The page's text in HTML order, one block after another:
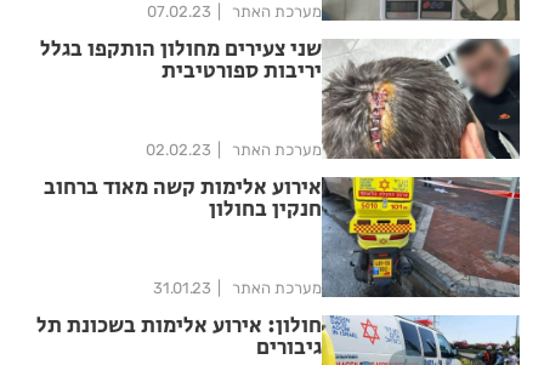
מערכת האתר 07.02.23
שני צעירים מחולון הותקפו בגלל
יריבות ספורטיבית
מערכת האתר 02.02.23
אירוע אלימות קשה מאוד ברחוב
חנקין בחולון
מערכת האתר 31.01.23
חולון: אירוע אלימות בשכונת תל
גיבורים